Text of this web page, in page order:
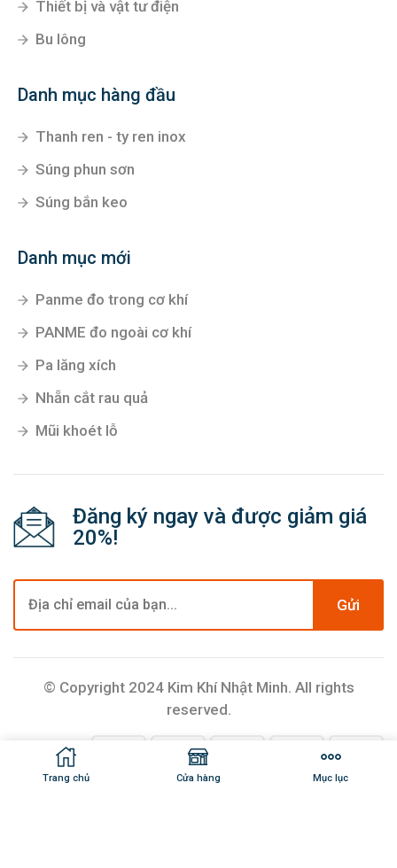
Trang chủ Cửa hàng Mục lục
Thiết bị và vật tư điện
Bu lông
Danh mục hàng đầu
Thanh ren - ty ren inox
Súng phun sơn
Súng bắn keo
Danh mục mới
Panme đo trong cơ khí
PANME đo ngoài cơ khí
Pa lăng xích
Nhẵn cắt rau quả
Mũi khoét lỗ
Đăng ký ngay và được giảm giá
20%!
Gửi
© Copyright 2024 Kim Khí Nhật Minh. All rights
reserved.